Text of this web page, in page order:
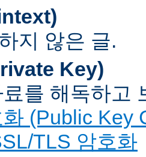
지 않은 글.
Key)
료를 해독하고
(Public Key
TLS 암호화